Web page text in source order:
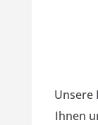
Unsere
Ihnen